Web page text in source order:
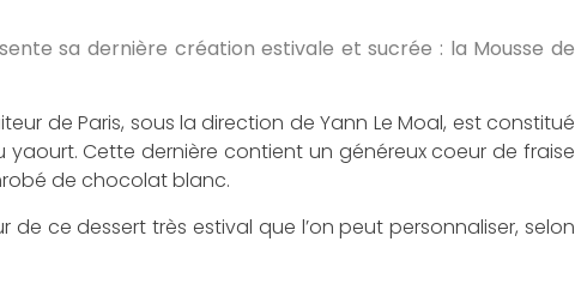
sa dernière création estivale et sucrée : la Mousse de
de Paris, sous la direction de Yann Le Moal, est constitué
Cette dernière contient un généreux coeur de fraise
de chocolat blanc.
ce dessert très estival que l’on peut personnaliser, selon